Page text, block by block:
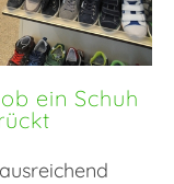
ein Schuh